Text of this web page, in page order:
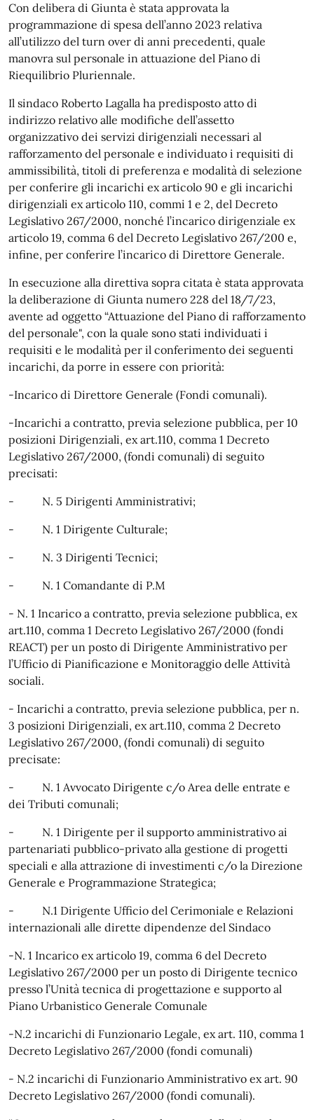
Con delibera di Giunta è stata approvata la
programmazione di spesa dell’anno 2023 relativa
all’utilizzo del turn over di anni precedenti, quale
manovra sul personale in attuazione del Piano di
Riequilibrio Pluriennale.
Il sindaco Roberto Lagalla ha predisposto atto di
indirizzo relativo alle modifiche dell’assetto
organizzativo dei servizi dirigenziali necessari al
rafforzamento del personale e individuato i requisiti di
ammissibilità, titoli di preferenza e modalità di selezione
per conferire gli incarichi ex articolo 90 e gli incarichi
dirigenziali ex articolo 110, commi 1 e 2, del Decreto
Legislativo 267/2000, nonché l’incarico dirigenziale ex
articolo 19, comma 6 del Decreto Legislativo 267/200 e,
infine, per conferire l’incarico di Direttore Generale.
In esecuzione alla direttiva sopra citata è stata approvata
la deliberazione di Giunta numero 228 del 18/7/23,
avente ad oggetto “Attuazione del Piano di rafforzamento
del personale", con la quale sono stati individuati i
requisiti e le modalità per il conferimento dei seguenti
incarichi, da porre in essere con priorità:
-Incarico di Direttore Generale (Fondi comunali).
-Incarichi a contratto, previa selezione pubblica, per 10
posizioni Dirigenziali, ex art.110, comma 1 Decreto
Legislativo 267/2000, (fondi comunali) di seguito
precisati:
- N. 5 Dirigenti Amministrativi;
- N. 1 Dirigente Culturale;
- N. 3 Dirigenti Tecnici;
- N. 1 Comandante di P.M
- N. 1 Incarico a contratto, previa selezione pubblica, ex
art.110, comma 1 Decreto Legislativo 267/2000 (fondi
REACT) per un posto di Dirigente Amministrativo per
l’Ufficio di Pianificazione e Monitoraggio delle Attività
sociali.
- Incarichi a contratto, previa selezione pubblica, per n.
3 posizioni Dirigenziali, ex art.110, comma 2 Decreto
Legislativo 267/2000, (fondi comunali) di seguito
precisate:
- N. 1 Avvocato Dirigente c/o Area delle entrate e
dei Tributi comunali;
- N. 1 Dirigente per il supporto amministrativo ai
partenariati pubblico-privato alla gestione di progetti
speciali e alla attrazione di investimenti c/o la Direzione
Generale e Programmazione Strategica;
- N.1 Dirigente Ufficio del Cerimoniale e Relazioni
internazionali alle dirette dipendenze del Sindaco
-N. 1 Incarico ex articolo 19, comma 6 del Decreto
Legislativo 267/2000 per un posto di Dirigente tecnico
presso l’Unità tecnica di progettazione e supporto al
Piano Urbanistico Generale Comunale
-N.2 incarichi di Funzionario Legale, ex art. 110, comma 1
Decreto Legislativo 267/2000 (fondi comunali)
- N.2 incarichi di Funzionario Amministrativo ex art. 90
Decreto Legislativo 267/2000 (fondi comunali).